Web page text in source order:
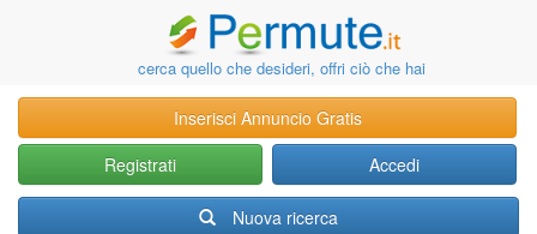
cerca quello che desideri, offri ciò che hai
Inserisci Annuncio Gratis
Registrati
Accedi
Nuova ricerca